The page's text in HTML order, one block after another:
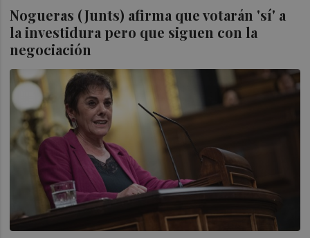
Nogueras (Junts) afirma que votarán 'sí' a
la investidura pero que siguen con la
negociación